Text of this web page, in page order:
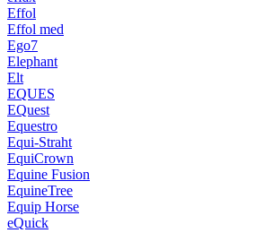
Effol
Effol med
Ego7
Elephant
Elt
EQUES
EQuest
Equestro
Equi-Straht
EquiCrown
Equine Fusion
EquineTree
Equip Horse
eQuick